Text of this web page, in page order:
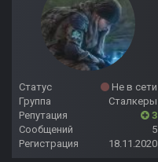
Статус
Не в сети
Группа
Сталкеры
Репутация
3
Сообщений
5
Регистрация
18.11.2020